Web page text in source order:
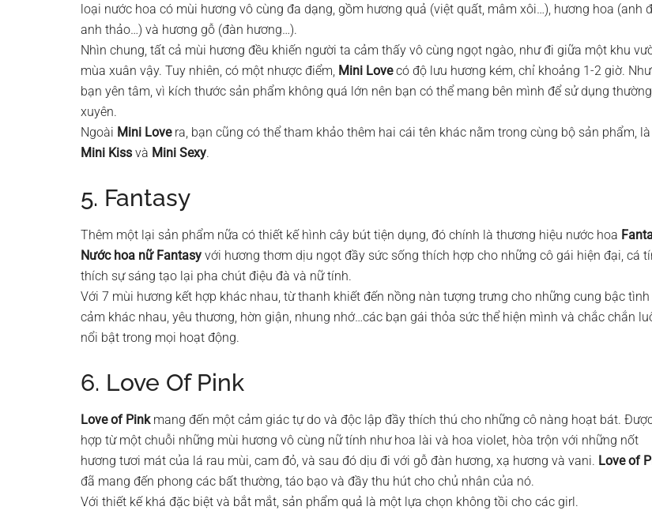
loại nước hoa có mùi hương vô cùng đa dạng, gồm hương quả (việt quất, mâm xôi…), hương hoa (anh
anh thảo…) và hương gỗ (đàn hương…).
Nhìn chung, tất cả mùi hương đều khiến người ta cảm thấy vô cùng ngọt ngào, như đi giữa một khu
mùa xuân vậy. Tuy nhiên, có một nhược điểm, Mini Lovecó độ lưu hương kém, chỉ khoảng 1-2 giờ.
bạn yên tâm, vì kích thước sản phẩm không quá lớn nên bạn có thể mang bên mình để sử dụng thường
xuyên.
Ngoài Mini Lovera, bạn cũng có thể tham khảo thêm hai cái tên khác nằm trong cùng bộ sản phẩm, là
Mini Kiss và Mini Sexy.
5. Fantasy
Thêm một lại sản phẩm nữa có thiết kế hình cây bút tiện dụng, đó chính là thương hiệu nước hoa
Nước hoa nữ Fantasy với hương thơm dịu ngọt đầy sức sống thích hợp cho những cô gái hiện đại, cá
thích sự sáng tạo lại pha chút điệu đà và nữ tính.
Với 7 mùi hương kết hợp khác nhau, từ thanh khiết đến nồng nàn tượng trưng cho những cung bậc tình
cảm khác nhau, yêu thương, hờn giận, nhung nhớ…các bạn gái thỏa sức thể hiện mình và chắc chắn
nổi bật trong mọi hoạt động.
6. Love Of Pink
Love of Pinkmang đến một cảm giác tự do và độc lập đầy thích thú cho những cô nàng hoạt bát.
hợp từ một chuỗi những mùi hương vô cùng nữ tính như hoa lài và hoa violet, hòa trộn với những nốt
hương tươi mát của lá rau mùi, cam đỏ, và sau đó dịu đi với gỗ đàn hương, xạ hương và vani. Love of
đã mang đến phong các bất thường, táo bạo và đầy thu hút cho chủ nhân của nó.
Với thiết kế khá đặc biệt và bắt mắt, sản phẩm quả là một lựa chọn không tồi cho các girl.